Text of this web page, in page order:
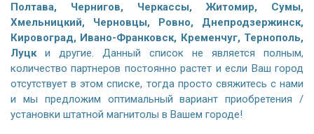
Полтава, Чернигов, Черкассы, Житомир, Сумы,
Хмельницкий, Черновцы, Ровно, Днепродзержинск,
Кировоград, Ивано-Франковск, Кременчуг, Тернополь,
Луцки другие. Данный список не является полным,
количество партнеров постоянно растет и если Ваш город
отсутствует в этом списке, тогда просто свяжитесь с нами
и мы предложим оптимальный вариант приобретения /
установки штатной магнитолы в Вашем городе!